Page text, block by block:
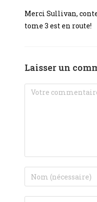
Merci Sullivan,
tome 3 est en route!
Laisser un